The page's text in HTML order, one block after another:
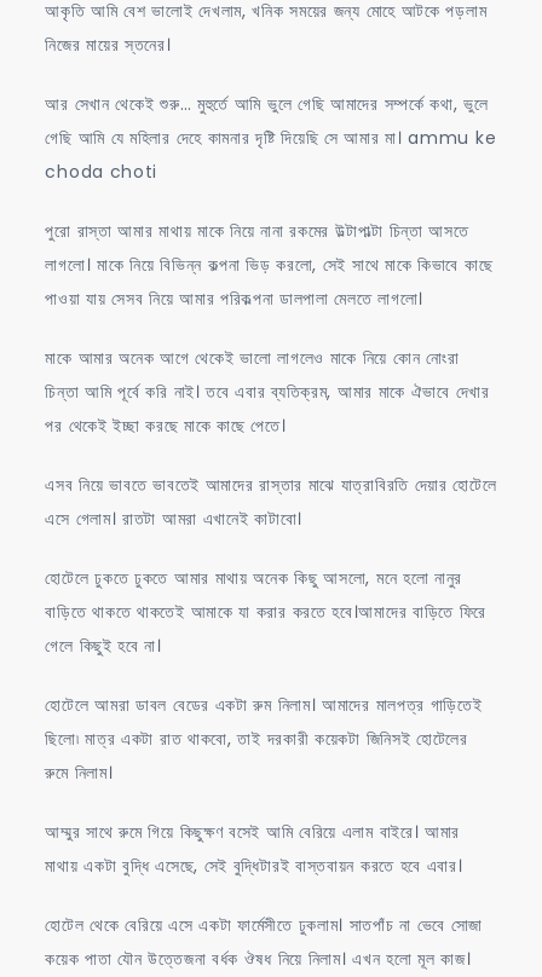
আকৃতি আমি বেশ ভালোই দেখলাম, খনিক সময়ের জন্য মোহে আটকে পড়লাম
নিজের মায়ের স্তনের।
আর সেখান থেকেই শুরু… মুহুর্তে আমি ভুলে গেছি আমাদের সম্পর্কে কথা, ভুলে
গেছি আমি যে মহিলার দেহে কামনার দৃষ্টি দিয়েছি সে আমার মা। ammu ke
choda choti
পুরো রাস্তা আমার মাথায় মাকে নিয়ে নানা রকমের উল্টাপাল্টা চিন্তা আসতে
লাগলো। মাকে নিয়ে বিভিন্ন কল্পনা ভিড় করলো, সেই সাথে মাকে কিভাবে কাছে
পাওয়া যায় সেসব নিয়ে আমার পরিকল্পনা ডালপালা মেলতে লাগলো।
মাকে আমার অনেক আগে থেকেই ভালো লাগলেও মাকে নিয়ে কোন নোংরা
চিন্তা আমি পূর্বে করি নাই। তবে এবার ব্যতিক্রম, আমার মাকে ঐভাবে দেখার
পর থেকেই ইচ্ছা করছে মাকে কাছে পেতে।
এসব নিয়ে ভাবতে ভাবতেই আমাদের রাস্তার মাঝে যাত্রাবিরতি দেয়ার হোটেলে
এসে গেলাম। রাতটা আমরা এখানেই কাটাবো।
হোটেলে ঢুকতে ঢুকতে আমার মাথায় অনেক কিছু আসলো, মনে হলো নানুর
বাড়িতে থাকতে থাকতেই আমাকে যা করার করতে হবে।আমাদের বাড়িতে ফিরে
গেলে কিছুই হবে না।
হোটেলে আমরা ডাবল বেডের একটা রুম নিলাম। আমাদের মালপত্র গাড়িতেই
ছিলো৷ মাত্র একটা রাত থাকবো, তাই দরকারী কয়েকটা জিনিসই হোটেলের
রুমে নিলাম।
আম্মুর সাথে রুমে গিয়ে কিছুক্ষণ বসেই আমি বেরিয়ে এলাম বাইরে। আমার
মাথায় একটা বুদ্ধি এসেছে, সেই বুদ্ধিটারই বাস্তবায়ন করতে হবে এবার।
হোটেল থেকে বেরিয়ে এসে একটা ফার্মেসীতে ঢুকলাম। সাতপাঁচ না ভেবে সোজা
কয়েক পাতা যৌন উত্তেজনা বর্ধক ঔষধ নিয়ে নিলাম। এখন হলো মূল কাজ।